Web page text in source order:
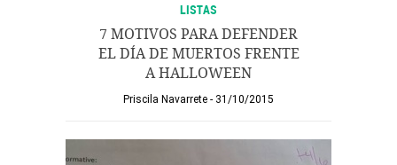
LISTAS
7 MOTIVOS PARA DEFENDER
EL DÍA DE MUERTOS FRENTE
A HALLOWEEN
Priscila Navarrete 31/10/2015